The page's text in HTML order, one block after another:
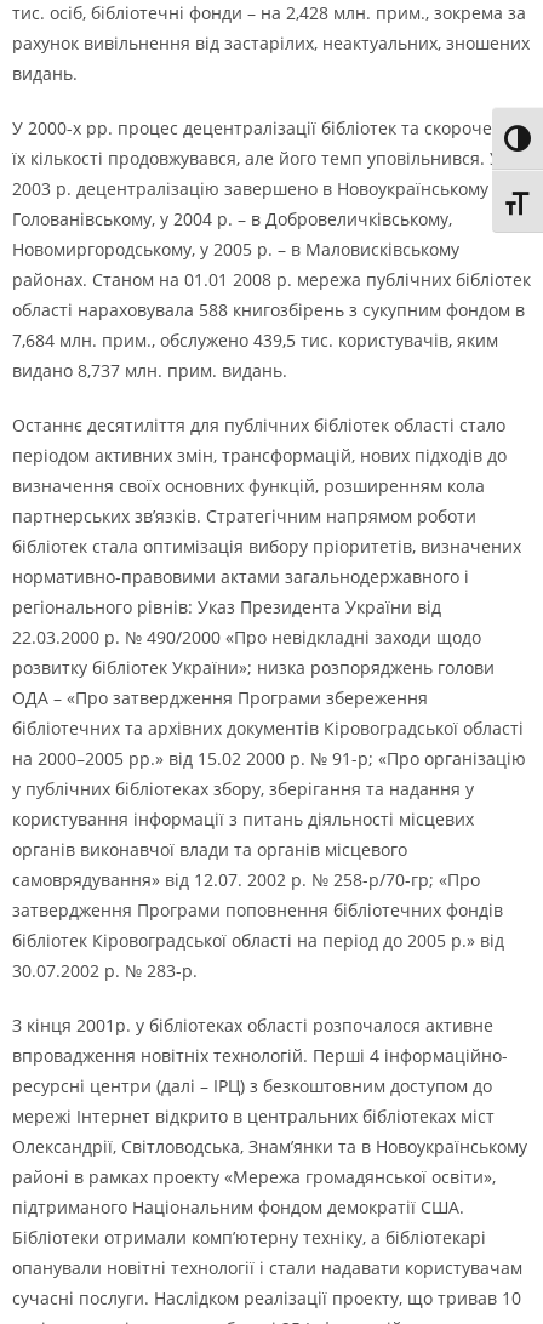
тис. осіб, бібліотечні фонди – на 2,428 млн. прим., зокрема за
рахунок вивільнення від застарілих, неактуальних, зношених
видань.
У 2000-х рр. процес децентралізації бібліотек та скорочення
їх кількості продовжувався, але його темп уповільнився. У
2003 р. децентралізацію завершено в Новоукраїнському і
Голованівському, у 2004 р. – в Добровеличківському,
Новомиргородському, у 2005 р. – в Маловисківському
районах. Станом на 01.01 2008 р. мережа публічних бібліотек
області нараховувала 588 книгозбірень з сукупним фондом в
7,684 млн. прим., обслужено 439,5 тис. користувачів, яким
видано 8,737 млн. прим. видань.
Останнє десятиліття для публічних бібліотек області стало
періодом активних змін, трансформацій, нових підходів до
визначення своїх основних функцій, розширенням кола
партнерських зв’язків. Стратегічним напрямом роботи
бібліотек стала оптимізація вибору пріоритетів, визначених
нормативно-правовими актами загальнодержавного і
регіонального рівнів: Указ Президента України від
22.03.2000 р. № 490/2000 «Про невідкладні заходи щодо
розвитку бібліотек України»; низка розпоряджень голови
ОДА – «Про затвердження Програми збереження
бібліотечних та архівних документів Кіровоградської області
на 2000–2005 рр.» від 15.02 2000 р. № 91-р; «Про організацію
у публічних бібліотеках збору, зберігання та надання у
користування інформації з питань діяльності місцевих
органів виконавчої влади та органів місцевого
самоврядування» від 12.07. 2002 р. № 258-р/70-гр; «Про
затвердження Програми поповнення бібліотечних фондів
бібліотек Кіровоградської області на період до 2005 р.» від
30.07.2002 р. № 283-р.
З кінця 2001р. у бібліотеках області розпочалося активне
впровадження новітніх технологій. Перші 4 інформаційно-
ресурсні центри (далі – ІРЦ) з безкоштовним доступом до
мережі Інтернет відкрито в центральних бібліотеках міст
Олександрії, Світловодська, Знам’янки та в Новоукраїнському
районі в рамках проекту «Мережа громадянської освіти»,
підтриманого Національним фондом демократії США.
Бібліотеки отримали комп’ютерну техніку, а бібліотекарі
опанували новітні технології і стали надавати користувачам
сучасні послуги. Наслідком реалізації проекту, що тривав 10